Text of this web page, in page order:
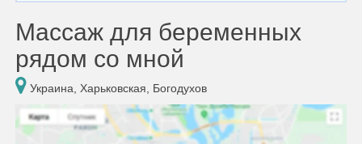
Массаж для беременных
рядом со мной
Украина, Харьковская, Богодухов